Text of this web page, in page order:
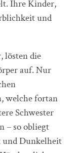
Ihre Kinder,
und
lösten die
auf. Nur
welche fortan
Schwester
– so obliegt
und Dunkelheit